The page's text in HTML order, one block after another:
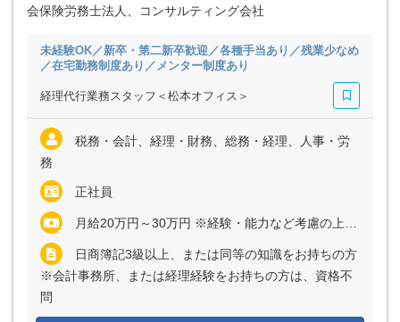
会保険労務士法人、コンサルティング会社
未経験OK／新卒・第二新卒歓迎／各種手当あり／残業少なめ
／在宅勤務制度あり／メンター制度あり
経理代行業務スタッフ＜松本オフィス＞
税務・会計、経理・財務、総務・経理、人事・労
務
正社員
月給20万円～30万円 ※経験・能力など考慮の上、決定いたします ※残業代は全額支給
日商簿記3級以上、または同等の知識をお持ちの方
※会計事務所、または経理経験をお持ちの方は、資格不
問